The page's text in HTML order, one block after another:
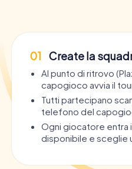
01 Create la
Al punto di ritrovo
capogioco avvia il
Tutti partecipano
telefono del
Ogni giocatore entra
disponibile e sceglie